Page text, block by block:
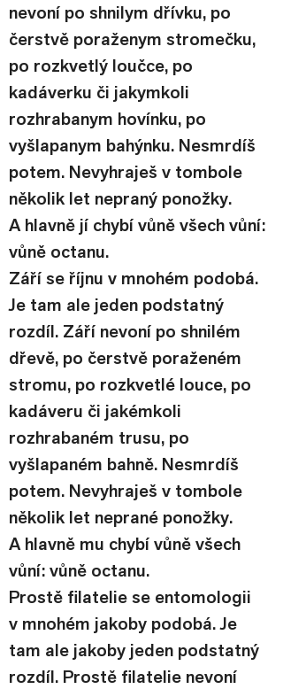
nevoní po shnilym dřívku, po
čerstvě poraženym stromečku,
po rozkvetlý loučce, po
kadáverku či jakymkoli
rozhrabanym hovínku, po
vyšlapanym bahýnku. Nesmrdíš
potem. Nevyhraješ v tombole
několik let nepraný ponožky.
A hlavně jí chybí vůně všech vůní:
vůně octanu.
Září se říjnu v mnohém podobá.
Je tam ale jeden podstatný
rozdíl. Září nevoní po shnilém
dřevě, po čerstvě poraženém
stromu, po rozkvetlé louce, po
kadáveru či jakémkoli
rozhrabaném trusu, po
vyšlapaném bahně. Nesmrdíš
potem. Nevyhraješ v tombole
několik let neprané ponožky.
A hlavně mu chybí vůně všech
vůní: vůně octanu.
Prostě filatelie se entomologii
v mnohém jakoby podobá. Je
tam ale jakoby jeden podstatný
rozdíl. Prostě filatelie nevoní